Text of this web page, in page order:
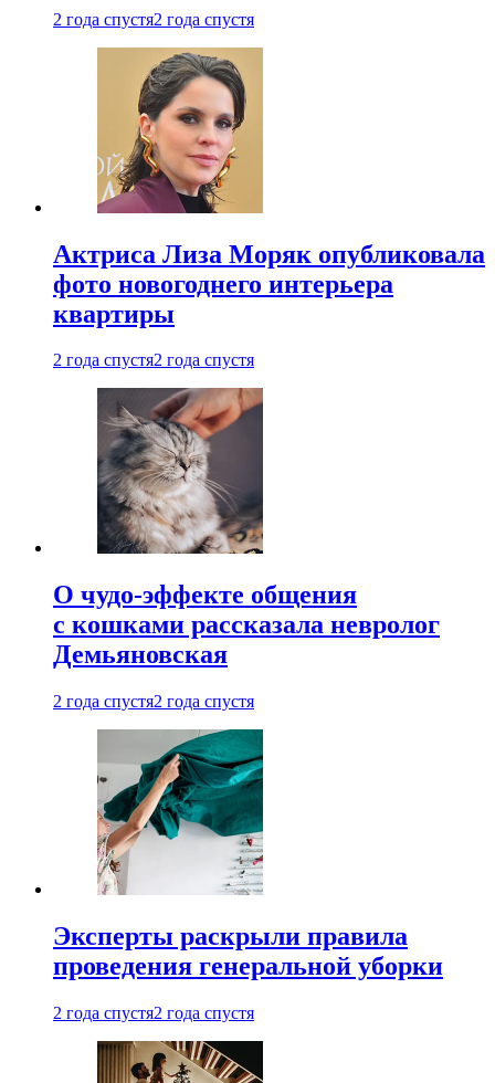
2 года спустя2 года спустя
Актриса Лиза Моряк опубликовала
фото новогоднего интерьера
квартиры
2 года спустя2 года спустя
О чудо-эффекте общения
с кошками рассказала невролог
Демьяновская
2 года спустя2 года спустя
Эксперты раскрыли правила
проведения генеральной уборки
2 года спустя2 года спустя